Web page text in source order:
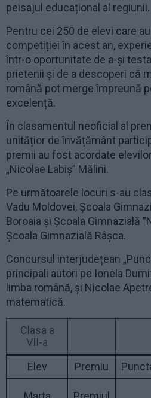
peisajul educațional al regiunii.
Pentru cei 250 de elevi care
competiției în acest an,
într-o oportunitate de a-și
prietenii și de a descoperi că
română pot merge împreună
excelență.
În clasamentul neoficial al
unitățior de învățământ
premii au fost acordate
„Nicolae Labiș” Mălini.
Pe următoarele locuri s-au
Vadu Moldovei, Școala
Boroaia și Școala Gimnazială
Școala Gimnazială Râșca.
Concursul interjudețean
principali autori pe Ionela
limba română, și Nicolae
matematică.
Clasa a
VII-a
Elev
Premiu